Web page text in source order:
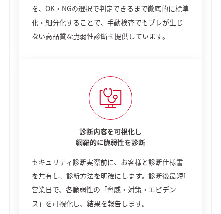
を、OK・NGの選択で判定できるまで徹底的に標準
化・細分化することで、手動検査でもブレが生じ
ない高品質な脆弱性診断を提供しています。
診断内容を可視化し
網羅的に脆弱性を診断
セキュリティ診断実際前に、お客様と診断仕様書
を共有し、診断方法を明確にします。診断後最短1
営業日で、各脆弱性の「脅威・対策・エビデン
ス」を可視化し、結果を報告します。